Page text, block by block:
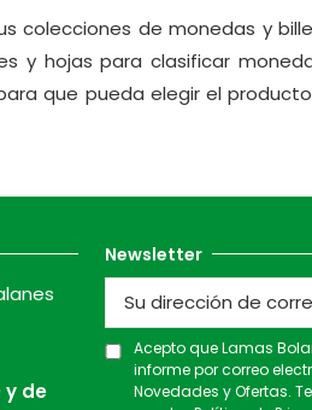
colecciones de monedas y
y hojas para clasificar
que pueda elegir el
y de
Newsletter
Acepto que Lamas
informe por correo
Novedades y Ofertas.